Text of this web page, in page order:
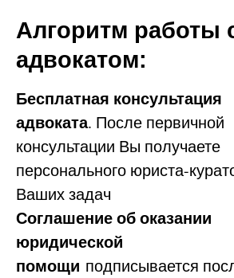
Алгоритм работы
адвокатом:
Бесплатная консультация
адвоката. После первичной
консультации Вы получаете
персонального юриста-
Ваших задач
Соглашение об оказании
юридической
помощи подписывается